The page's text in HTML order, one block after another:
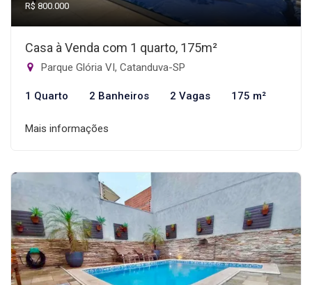
R$ 800.000
Casa à Venda com 1 quarto, 175m²
Parque Glória VI, Catanduva-SP
1 Quarto 2 Banheiros 2 Vagas 175 m²
Mais informações